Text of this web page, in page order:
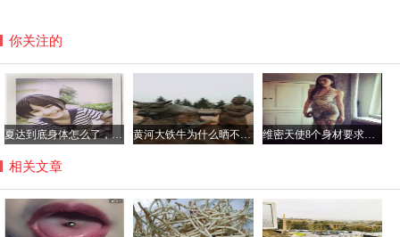
后来年轻热情的赵东荪追求了她，很快俩人便结婚生女，而
后二人因为当时的时代问题丈夫入狱三年，叶嘉莹先生也带
着女儿被监禁了几个月。
你关注的
夏达到底身体怎么了，夏达在日本有多红？ 黄河大铁牛为什么晒不烫，八只黄河铁牛另四个在哪里？ 维密天使8个身材要求是哪8个，维密天使平均体重多少斤？
相关文章